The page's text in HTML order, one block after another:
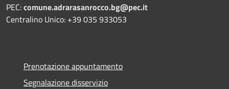
PEC:comune.adrarasanrocco.bg@pec.it
Centralino Unico: +39 035 933053
Prenotazione appuntamento
Segnalazione disservizio